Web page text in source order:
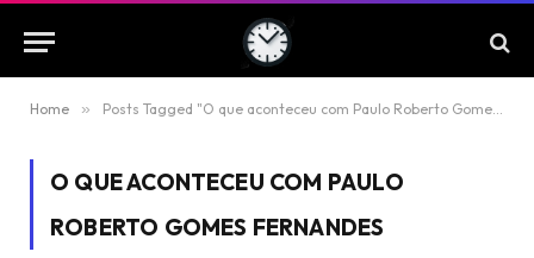
Home » Posts Tagged "O que aconteceu com Paulo Roberto Gomes Fernandes"
O QUE ACONTECEU COM PAULO
ROBERTO GOMES FERNANDES